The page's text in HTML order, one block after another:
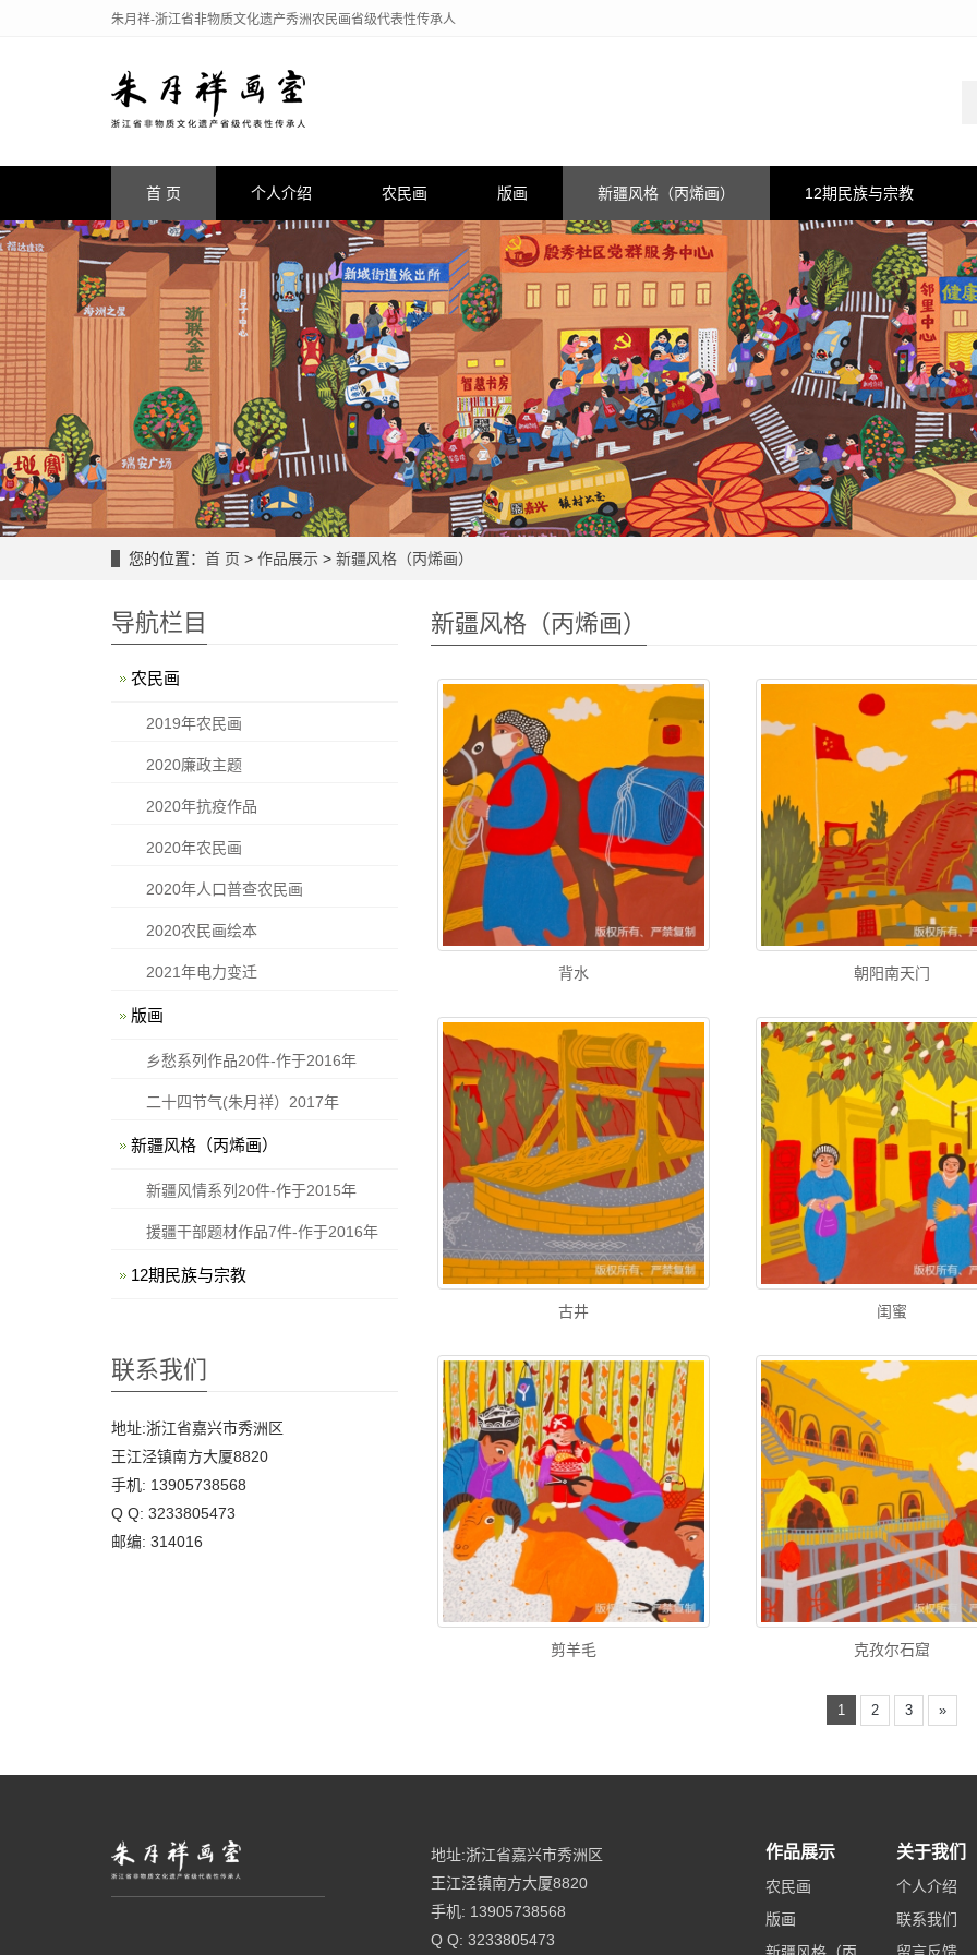
朱月祥-浙江省非物质文化遗产秀洲农民画省级代表性传承人
首 页 个人介绍 农民画 版画 新疆风格（丙烯画） 12期民族与宗教
您的位置： 首 页 > 作品展示 > 新疆风格（丙烯画）
新疆风格（丙烯画）
背水 朝阳南天门
古井 闺蜜
剪羊毛 克孜尔石窟
1 2 3 »
导航栏目
农民画
2019年农民画
2020廉政主题
2020年抗疫作品
2020年农民画
2020年人口普查农民画
2020农民画绘本
2021年电力变迁
版画
乡愁系列作品20件-作于2016年
二十四节气(朱月祥）2017年
新疆风格（丙烯画）
新疆风情系列20件-作于2015年
援疆干部题材作品7件-作于2016年
12期民族与宗教
联系我们
地址:浙江省嘉兴市秀洲区
王江泾镇南方大厦8820
手机: 13905738568
Q Q: 3233805473
邮编: 314016
地址:浙江省嘉兴市秀洲区
王江泾镇南方大厦8820
手机: 13905738568
Q Q: 3233805473
作品展示
农民画
版画
关于我们
个人介绍
联系我们